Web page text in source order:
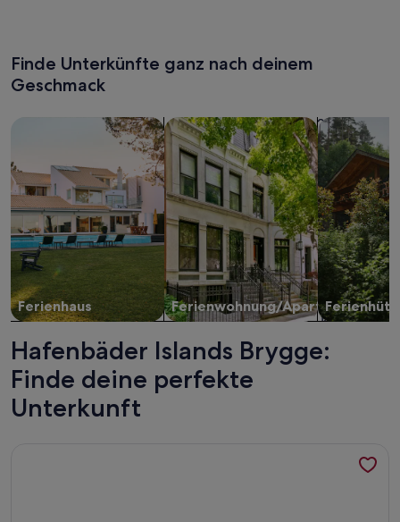
Finde Unterkünfte ganz nach deinem
Geschmack
Ferienhaus
Suche nach Ferienhäusern
Ferienwohnung/Apartment
Suche nach Ferienwohnungen oder
Suche nach
Hafenbäder Islands Brygge:
Finde deine perfekte
Unterkunft
Weitere Infos zu ARTIST HOME WITH SOUL IN THE HEART